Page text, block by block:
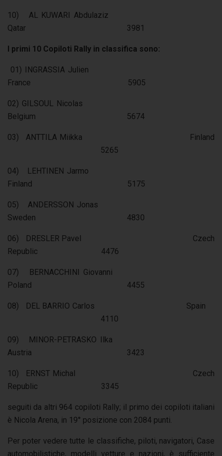
10) AL KUWARI Abdulaziz
Qatar 3981
I primi 10 Copiloti Rally in classifica sono:
01) INGRASSIA Julien
France 5905
02) GILSOUL Nicolas
Belgium 5674
03) ANTTILA Miikka Finland
5265
04) LEHTINEN Jarmo
Finland 5175
05) ANDERSSON Jonas
Sweden 4830
06) DRESLER Pavel Czech
Republic 4476
07) BERNACCHINI Giovanni
Poland 4455
08) DEL BARRIO Carlos Spain
4110
09) MINOR-PETRASKO Ilka
Austria 3423
10) ERNST Michal Czech
Republic 3345
seguiti da altri 964 copiloti Rally; il primo dei copiloti italiani
è Nicola Arena, in 19° posizione con 2084 punti.
Per poter vedere tutte le classifiche, piloti, navigatori, Case
automobilistiche, modelli vetture e nazioni, è sufficiente